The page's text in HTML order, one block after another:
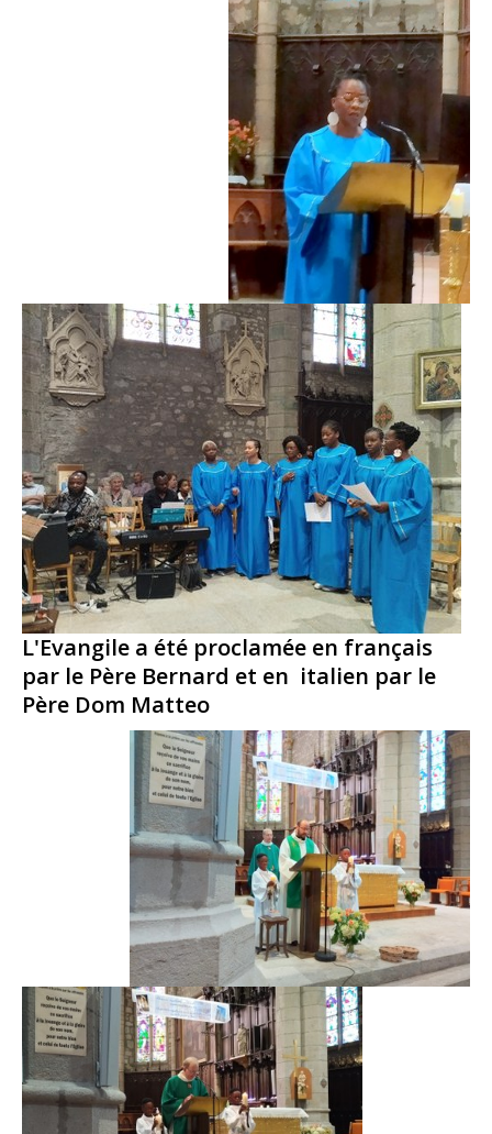
L'Evangile a été proclamée en français
par le Père Bernard et en italien par le
Père Dom Matteo